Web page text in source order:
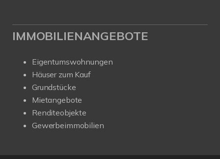
IMMOBILIENANGEBOTE
Eigentumswohnungen
Häuser zum Kauf
Grundstücke
Mietangebote
Renditeobjekte
Gewerbeimmobilien